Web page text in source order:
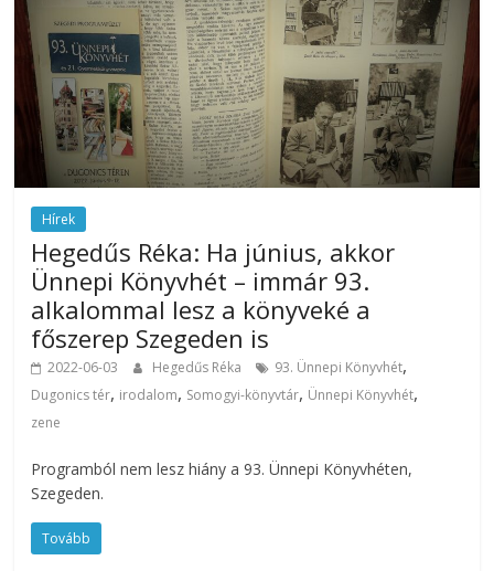
Hírek
Hegedűs Réka: Ha június, akkor
Ünnepi Könyvhét – immár 93.
alkalommal lesz a könyveké a
főszerep Szegeden is
2022-06-03 Hegedűs Réka 93. Ünnepi Könyvhét,
Dugonics tér, irodalom, Somogyi-könyvtár, Ünnepi Könyvhét,
zene
Programból nem lesz hiány a 93. Ünnepi Könyvhéten,
Szegeden.
Tovább